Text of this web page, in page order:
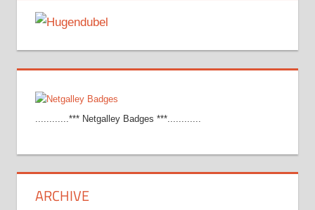
............*** Netgalley Badges ***............
ARCHIVE